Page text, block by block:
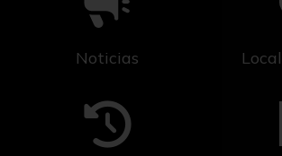
Noticias